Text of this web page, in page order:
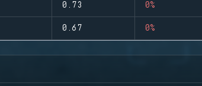
0.73 0%
0.67 0%